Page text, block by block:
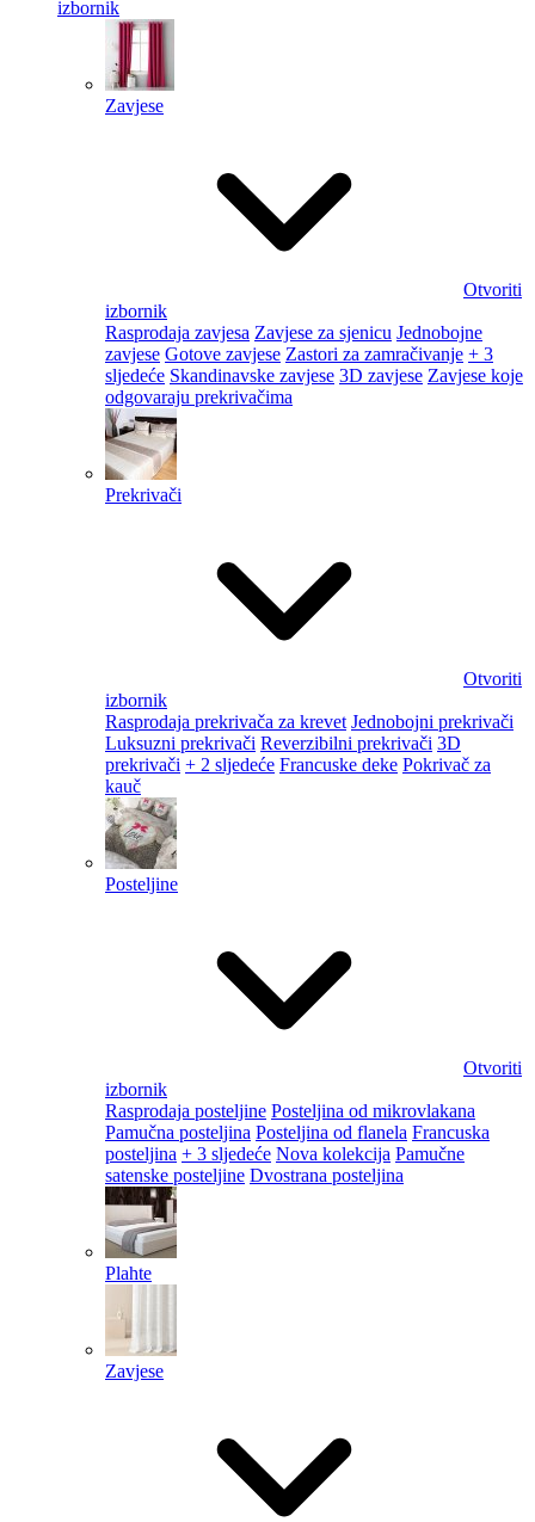
izbornik
Zavjese
Otvoriti
izbornik
Rasprodaja zavjesa Zavjese za sjenicu Jednobojne
zavjese Gotove zavjese Zastori za zamračivanje + 3
sljedeće Skandinavske zavjese 3D zavjese Zavjese koje
odgovaraju prekrivačima
Prekrivači
Otvoriti
izbornik
Rasprodaja prekrivača za krevet Jednobojni prekrivači
Luksuzni prekrivači Reverzibilni prekrivači 3D
prekrivači + 2 sljedeće Francuske deke Pokrivač za
kauč
Posteljine
Otvoriti
izbornik
Rasprodaja posteljine Posteljina od mikrovlakana
Pamučna posteljina Posteljina od flanela Francuska
posteljina + 3 sljedeće Nova kolekcija Pamučne
satenske posteljine Dvostrana posteljina
Plahte
Zavjese